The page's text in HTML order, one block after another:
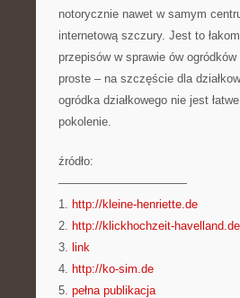
notorycznie nawet w samym
internetową szczury. Jest to
przepisów w sprawie ów
proste – na szczęście dla
ogródka działkowego nie jest
pokolenie.
źródło:
———————————
1. http://kleine-henriette.de
2. http://klickhochzeit-havelland.de
3. link
4. http://ko-sim.de
5. pełna publikacja